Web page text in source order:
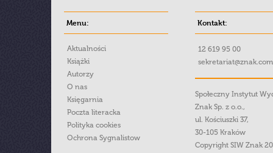
Menu:
Aktualności
Książki
Autorzy
O nas
Księgarnia
Poczta literacka
Polityka cookies
Ochrona Sygnalistow
Kontakt:
12 619 95 00
Społeczny Instytut
Znak Sp. z o.o.,
ul. Kościuszki 37,
30-105 Kraków
Copyright SIW Znak